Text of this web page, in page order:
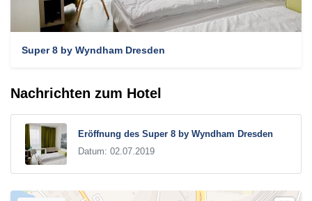
Super 8 by Wyndham Dresden
Nachrichten zum Hotel
Eröffnung des Super 8 by Wyndham Dresden
Datum: 02.07.2019